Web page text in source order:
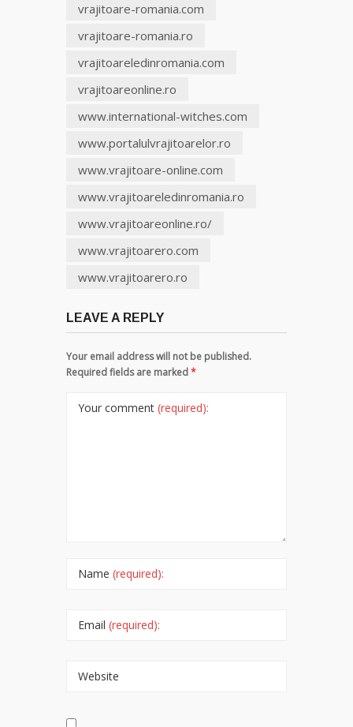
vrajitoare-romania.com
vrajitoare-romania.ro
vrajitoareledinromania.com
vrajitoareonline.ro
www.international-witches.com
www.portalulvrajitoarelor.ro
www.vrajitoare-online.com
www.vrajitoareledinromania.ro
www.vrajitoareonline.ro/
www.vrajitoarero.com
www.vrajitoarero.ro
LEAVE A REPLY
Your email address will not be published.
Required fields are marked*
Your comment (required):
Name (required):
Email (required):
Website